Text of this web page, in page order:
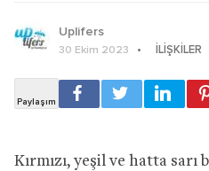
Uplifers
30 Ekim 2023 İLIŞKILER
Kırmızı, yeşil ve hatta